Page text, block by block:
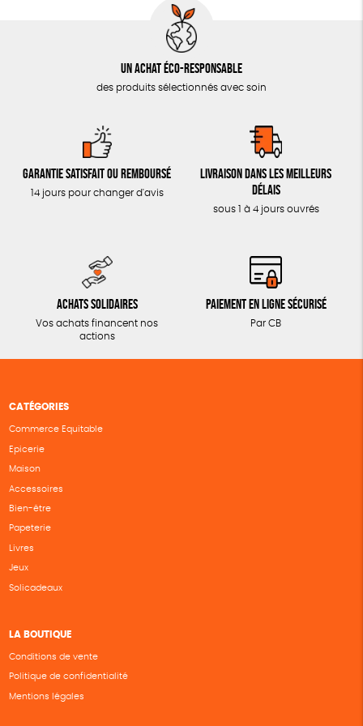
Un achat éco-responsable
des produits sélectionnés avec soin
Garantie satisfait ou remboursé
14 jours pour changer d'avis
Livraison dans les meilleurs
délais
sous 1 à 4 jours ouvrés
Achats solidaires
Vos achats financent nos
actions
Paiement en ligne sécurisé
Par CB
CATÉGORIES
Commerce Equitable
Epicerie
Maison
Accessoires
Bien-être
Papeterie
Livres
Jeux
Solicadeaux
LA BOUTIQUE
Conditions de vente
Politique de confidentialité
Mentions légales